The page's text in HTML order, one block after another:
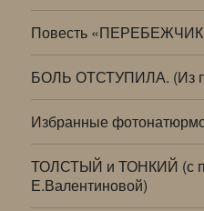
Повесть «ПЕРЕБЕЖЧИК»
БОЛЬ ОТСТУПИЛА. (Из
Избранные
ТОЛСТЫЙ и ТОНКИЙ (с
Е.Валентиновой)